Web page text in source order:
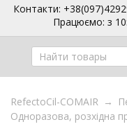
Контакти:
Працюємо: з
RefectoCil-COMAIR →
Одноразова, розхідна